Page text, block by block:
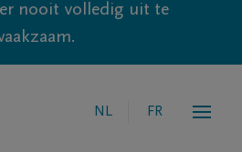
nooit volledig uit te
NL FR